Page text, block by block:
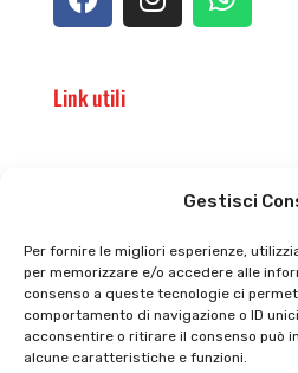
Gestisci
Per fornire le migliori esperienze,
per memorizzare e/o accedere alle
consenso a queste tecnologie ci
comportamento di navigazione o ID
acconsentire o ritirare il consenso può
alcune caratteristiche e funzioni.
Link utili
Privacy policy
Cookie policy